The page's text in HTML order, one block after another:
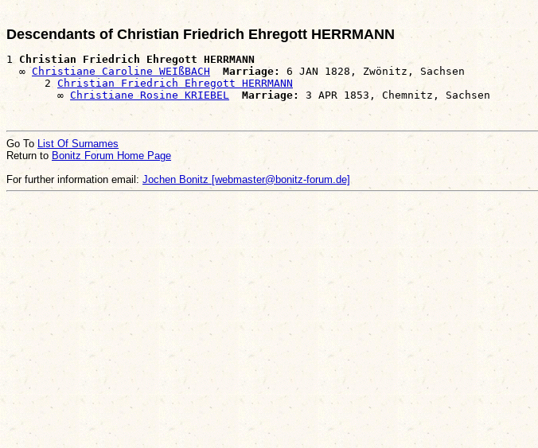
Descendants of Christian Friedrich Ehregott HERRMANN
1 Christian Friedrich Ehregott HERRMANN
  ∞
Christiane Caroline WEIßBACH Marriage:
6 JAN 1828, Zwönitz, Sachsen
      2
Christian Friedrich Ehregott HERRMANN
        ∞
Christiane Rosine KRIEBEL Marriage:
Go To
List Of Surnames
Return to Bonitz Forum Home Page
For further information email: Jochen Bonitz [webmaster@bonitz-forum.de]